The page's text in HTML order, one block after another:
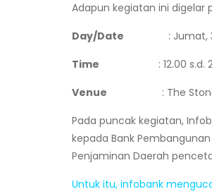
Adapun kegiatan ini digelar
Day/Date : Jumat,
Time : 12.00 s.d.
Venue : The
Pada puncak kegiatan,
kepada Bank
Penjaminan Daerah
Untuk itu, infobank